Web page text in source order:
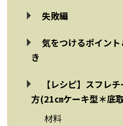
失敗編
気をつけるポイン
き
【レシピ】スフレ
方(21㎝ケーキ型＊底
材料